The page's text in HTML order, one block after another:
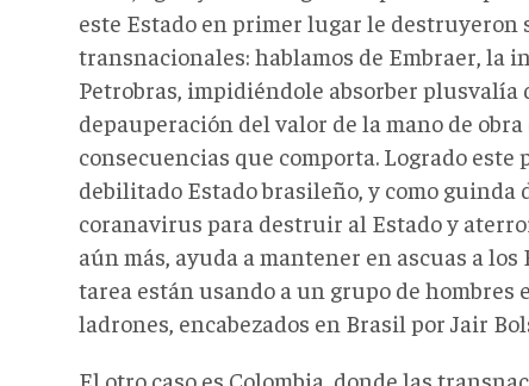
este Estado en primer lugar le destruyeron
transnacionales: hablamos de Embraer, la
Petrobras, impidiéndole absorber plusvalía
depauperación del valor de la mano de
consecuencias que comporta. Logrado este
debilitado Estado brasileño, y como guinda
coranavirus para destruir al Estado y
aún más, ayuda a mantener en ascuas a
tarea están usando a un grupo de
ladrones, encabezados en Brasil por Jair
El otro caso es Colombia, donde las